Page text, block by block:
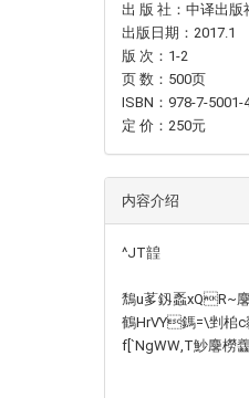
出 版 社：中译出版
出版日期：2017.1
版 次：1-2
页 数：500页
ISBN：978-7-5001-
定 价：250元
内容介绍
^JT韹
鵚u茤釼蟸xQR~
鶴HrVY鎷=\剉桘
f[`NgWW ,T魦麐橯